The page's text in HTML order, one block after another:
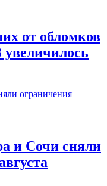
от обломков
и Сочи сняли